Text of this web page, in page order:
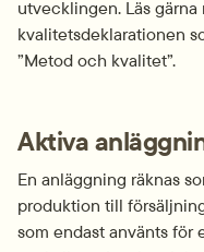
utvecklingen. Läs gärna
kvalitetsdeklarationen
”Metod och kvalitet”.
Aktiva
En anläggning räknas
produktion till
som endast använts för